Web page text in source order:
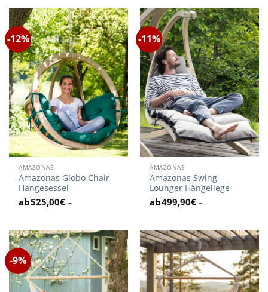
-12%
AMAZONAS
Amazonas Globo Chair
Hängesessel
525,00€ –
-11%
AMAZONAS
Amazonas Swing
Lounger Hängeliege
499,90€ –
-9%